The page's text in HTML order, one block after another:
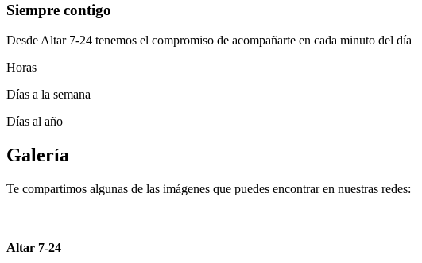
Siempre contigo
Desde Altar 7-24 tenemos el compromiso de acompañarte en cada minuto del día
Horas
Días a la semana
Días al año
Galería
Te compartimos algunas de las imágenes que puedes encontrar en nuestras redes:
Altar 7-24